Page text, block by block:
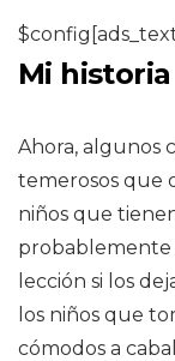
Mi historia
Ahora, algunos
temerosos que
niños que
probablemente
lección si los
los niños que
cómodos a